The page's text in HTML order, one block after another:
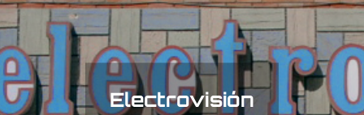
Electrovisión